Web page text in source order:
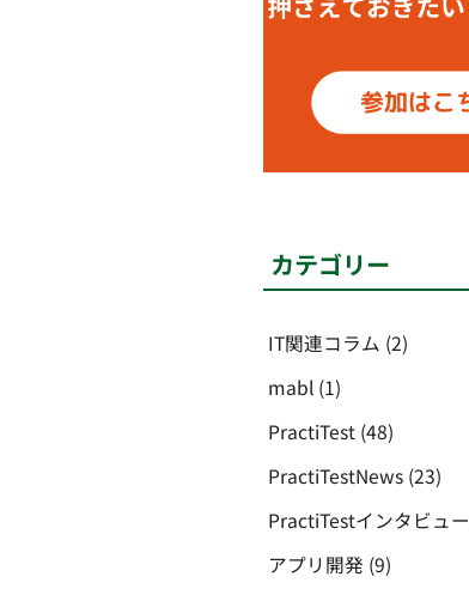
カテゴリー
IT関連コラム (2)
mabl (1)
PractiTest (48)
PractiTestNews (23)
PractiTestインタビュー
アプリ開発 (9)